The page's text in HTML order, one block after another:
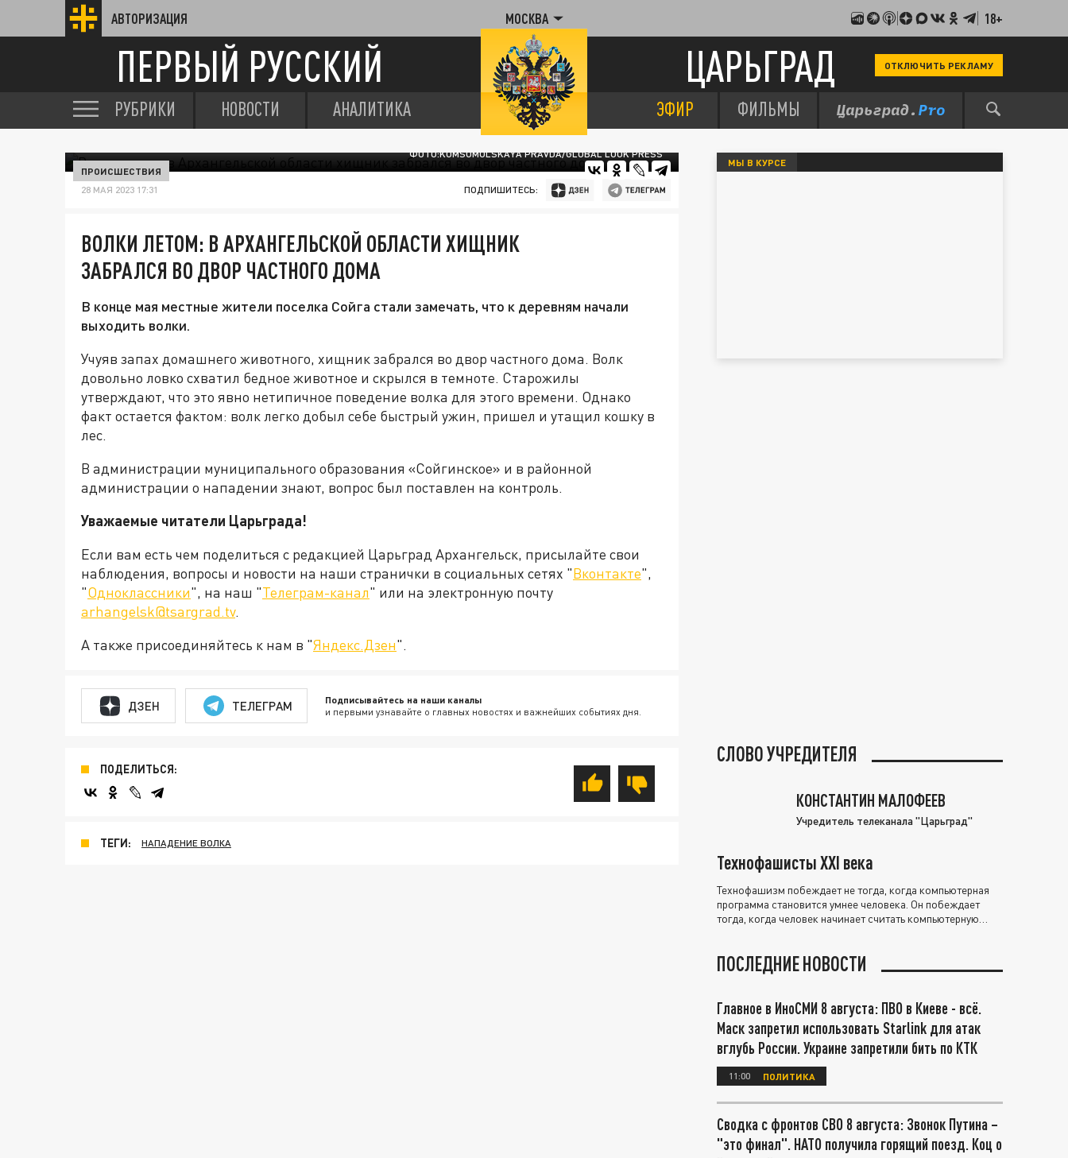
АВТОРИЗАЦИЯ МОСКВА 18+
ПЕРВЫЙ РУССКИЙ ЦАРЬГРАД ОТКЛЮЧИТЬ РЕКЛАМУ
РУБРИКИ НОВОСТИ АНАЛИТИКА ЭФИР ФИЛЬМЫ
ФОТО:KOMSOMOLSKAYA PRAVDA/GLOBAL LOOK PRESS
ПРОИСШЕСТВИЯ
28 МАЯ 2023 17:31 ПОДПИШИТЕСЬ:
ВОЛКИ ЛЕТОМ: В АРХАНГЕЛЬСКОЙ ОБЛАСТИ ХИЩНИК
ЗАБРАЛСЯ ВО ДВОР ЧАСТНОГО ДОМА
В конце мая местные жители поселка Сойга стали замечать, что к деревням начали
выходить волки.
Учуяв запах домашнего животного, хищник забрался во двор частного дома. Волк
довольно ловко схватил бедное животное и скрылся в темноте. Старожилы
утверждают, что это явно нетипичное поведение волка для этого времени. Однако
факт остается фактом: волк легко добыл себе быстрый ужин, пришел и утащил кошку в
лес.
В администрации муниципального образования «Сойгинское» и в районной
администрации о нападении знают, вопрос был поставлен на контроль.
Уважаемые читатели Царьграда!
Если вам есть чем поделиться с редакцией Царьград Архангельск, присылайте свои
наблюдения, вопросы и новости на наши странички в социальных сетях "Вконтакте",
"Одноклассники", на наш "Телеграм-канал" или на электронную почту
arhangelsk@tsargrad.tv.
А также присоединяйтесь к нам в "Яндекс.Дзен".
ДЗЕН ТЕЛЕГРАМ Подписывайтесь на наши каналы
и первыми узнавайте о главных новостях и важнейших событиях дня.
ПОДЕЛИТЬСЯ:
ТЕГИ: НАПАДЕНИЕ ВОЛКА
МЫ В КУРСЕ
СЛОВО УЧРЕДИТЕЛЯ
КОНСТАНТИН МАЛОФЕЕВ
Учредитель телеканала "Царьград"
Технофашисты XXI века
Технофашизм побеждает не тогда, когда компьютерная
программа становится умнее человека. Он побеждает
тогда, когда человек начинает считать компьютерную
ПОСЛЕДНИЕ НОВОСТИ
Главное в ИноСМИ 8 августа: ПВО в Киеве - всё.
Маск запретил использовать Starlink для атак
вглубь России. Украине запретили бить по КТК
11:00 ПОЛИТИКА
Сводка с фронтов СВО 8 августа: Звонок Путина –
"это финал". НАТО получила горящий поезд. Коц о